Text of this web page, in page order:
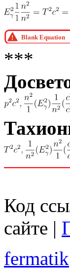
***
Код
сайте |
fermatik